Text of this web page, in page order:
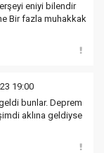
eniyi bilendir
Bir fazla muhakkak
19:00
bunlar. Deprem
aklına geldiyse